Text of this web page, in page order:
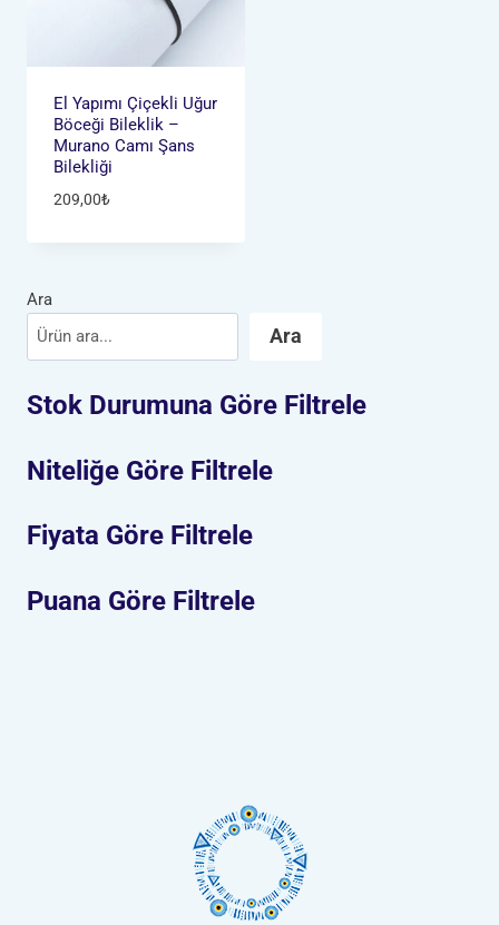
El Yapımı Çiçekli Uğur
Böceği Bileklik –
Murano Camı Şans
Bilekliği
209,00₺
Ara
Ara
Stok Durumuna Göre Filtrele
Niteliğe Göre Filtrele
Fiyata Göre Filtrele
Puana Göre Filtrele